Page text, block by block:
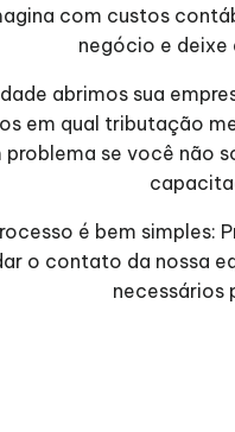
com custos
negócio e
abrimos sua
em qual tributação
se você não
é bem simples:
o contato da nossa
necessários